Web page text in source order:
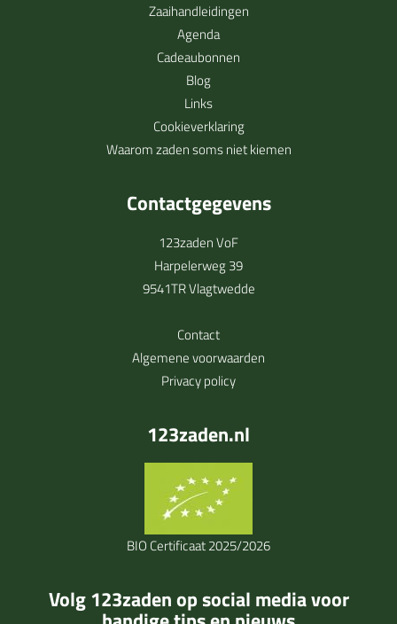
Zaaihandleidingen
Agenda
Cadeaubonnen
Blog
Links
Cookieverklaring
Waarom zaden soms niet kiemen
Contactgegevens
123zaden VoF
Harpelerweg 39
9541TR Vlagtwedde
Contact
Algemene voorwaarden
Privacy policy
123zaden.nl
BIO Certificaat 2025/2026
Volg 123zaden op social media voor